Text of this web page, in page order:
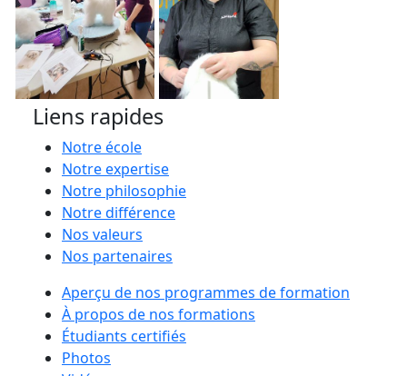
Liens rapides
Notre école
Notre expertise
Notre philosophie
Notre différence
Nos valeurs
Nos partenaires
Aperçu de nos programmes de formation
À propos de nos formations
Étudiants certifiés
Photos